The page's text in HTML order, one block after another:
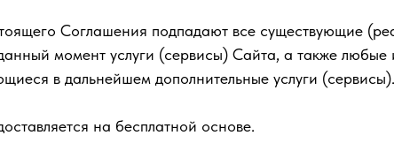
Соглашения подпадают все существующие
момент услуги (сервисы) Сайта, а также любые
в дальнейшем дополнительные услуги (сервисы).
на бесплатной основе.